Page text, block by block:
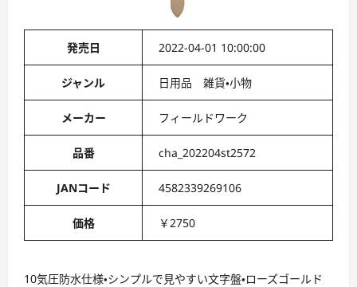
発売日 2022-04-01 10:00:00
ジャンル 日用品 雑貨・小物
メーカー フィールドワーク
品番 cha_202204st2572
JANコード 4582339269106
価格 ￥2750
10気圧防水仕様・シンプルで見やすい文字盤・ローズゴールド